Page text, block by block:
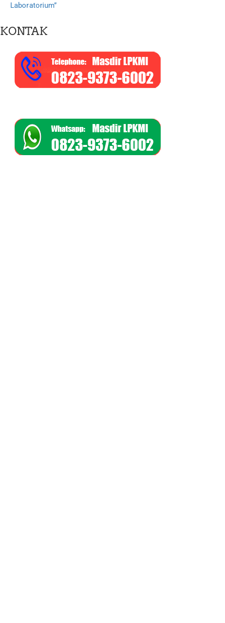
Laboratorium”
KONTAK